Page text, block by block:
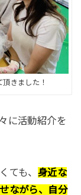
きました！
に活動紹介を
ても、 身近な
ながら、自分